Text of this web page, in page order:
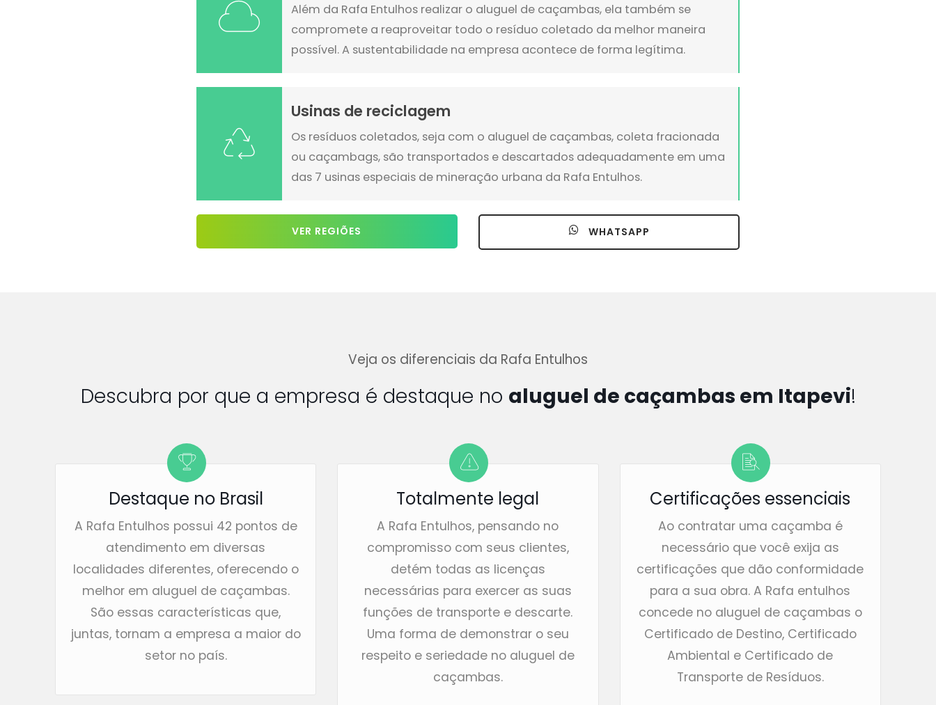
Além da Rafa Entulhos realizar o aluguel de caçambas, ela também se
compromete a reaproveitar todo o resíduo coletado da melhor maneira
possível. A sustentabilidade na empresa acontece de forma legítima.
Usinas de reciclagem
Os resíduos coletados, seja com o aluguel de caçambas, coleta fracionada
ou caçambags, são transportados e descartados adequadamente em uma
das 7 usinas especiais de mineração urbana da Rafa Entulhos.
VER REGIÕES WHATSAPP
Veja os diferenciais da Rafa Entulhos
Descubra por que a empresa é destaque no aluguel de caçambas em Itapevi!
Destaque no Brasil
A Rafa Entulhos possui 42 pontos de
atendimento em diversas
localidades diferentes, oferecendo o
melhor em aluguel de caçambas.
São essas características que,
juntas, tornam a empresa a maior do
setor no país.
Totalmente legal
A Rafa Entulhos, pensando no
compromisso com seus clientes,
detém todas as licenças
necessárias para exercer as suas
funções de transporte e descarte.
Uma forma de demonstrar o seu
respeito e seriedade no aluguel de
caçambas.
Certificações essenciais
Ao contratar uma caçamba é
necessário que você exija as
certificações que dão conformidade
para a sua obra. A Rafa entulhos
concede no aluguel de caçambas o
Certificado de Destino, Certificado
Ambiental e Certificado de
Transporte de Resíduos.